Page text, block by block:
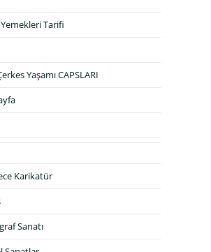
Tarifi
Yaşamı CAPSLARI
Karikatür
Sanatı